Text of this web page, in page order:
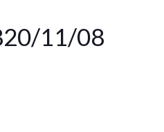
11/08